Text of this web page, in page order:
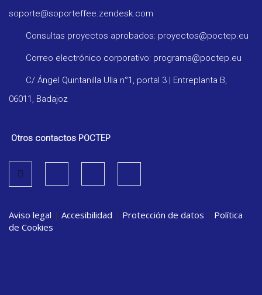
soporte@soporteffee.zendesk.com
Consultas proyectos aprobados: proyectos@poctep.eu
Correo electrónico corporativo: programa@poctep.eu
C/ Ángel Quintanilla Ulla n°1, portal 3 | Entreplanta B,
06011, Badajoz
Otros contactos POCTEP
Aviso legal | Accesibilidad | Protección de datos | Política
de Cookies